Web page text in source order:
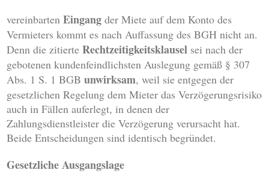
vereinbartenEingangder Miete auf dem Konto des
Vermieters kommt es nach Auffassung des BGH nicht an.
Denn die zitierteRechtzeitigkeitsklausel sei nach der
gebotenen kundenfeindlichsten Auslegung gemäß § 307
Abs. 1 S. 1 BGBunwirksam, weil sie entgegen der
gesetzlichen Regelung dem Mieter das Verzögerungsrisiko
auch in Fällen auferlegt, in denen der
Zahlungsdienstleister die Verzögerung verursacht hat.
Beide Entscheidungen sind identisch begründet.
Gesetzliche Ausgangslage